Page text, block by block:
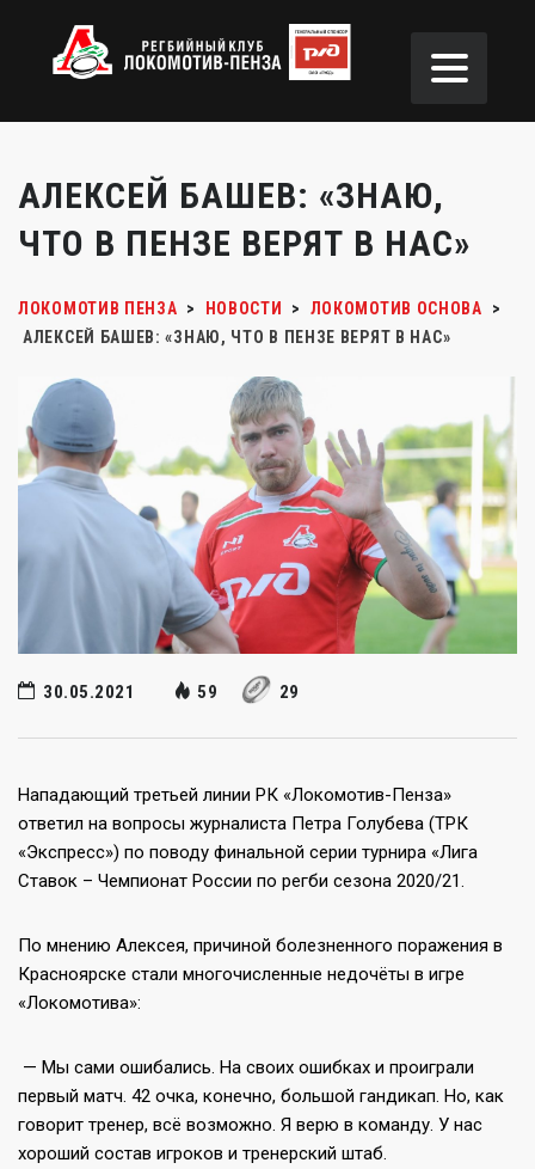
АЛЕКСЕЙ БАШЕВ: «ЗНАЮ,
ЧТО В ПЕНЗЕ ВЕРЯТ В НАС»
ЛОКОМОТИВ ПЕНЗА > НОВОСТИ > ЛОКОМОТИВ ОСНОВА
>
АЛЕКСЕЙ БАШЕВ: «ЗНАЮ, ЧТО В ПЕНЗЕ ВЕРЯТ В НАС»
30.05.2021 59 29
Нападающий третьей линии РК «Локомотив-Пенза»
ответил на вопросы журналиста Петра Голубева (ТРК
«Экспресс») по поводу финальной серии турнира «Лига
Ставок – Чемпионат России по регби сезона 2020/21.
По мнению Алексея, причиной болезненного поражения в
Красноярске стали многочисленные недочёты в игре
«Локомотива»:
— Мы сами ошибались. На своих ошибках и проиграли
первый матч. 42 очка, конечно, большой гандикап. Но, как
говорит тренер, всё возможно. Я верю в команду. У нас
хороший состав игроков и тренерский штаб.